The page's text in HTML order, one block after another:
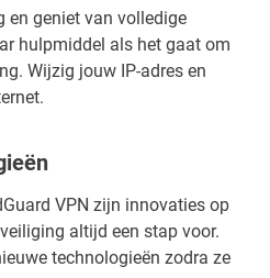
en geniet van volledige
hulpmiddel als het gaat om
Wijzig jouw IP-adres en
VPN zijn innovaties op
altijd een stap voor.
technologieën zodra ze